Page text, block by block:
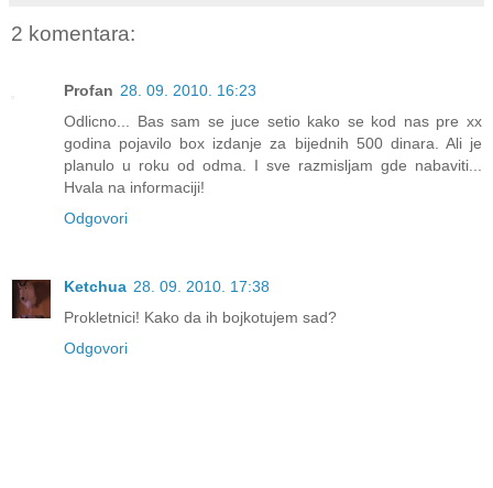
2 komentara:
Profan 28. 09. 2010. 16:23
Odlicno... Bas sam se juce setio kako se kod nas pre xx
godina pojavilo box izdanje za bijednih 500 dinara. Ali je
planulo u roku od odma. I sve razmisljam gde nabaviti...
Hvala na informaciji!
Odgovori
Ketchua 28. 09. 2010. 17:38
Prokletnici! Kako da ih bojkotujem sad?
Odgovori